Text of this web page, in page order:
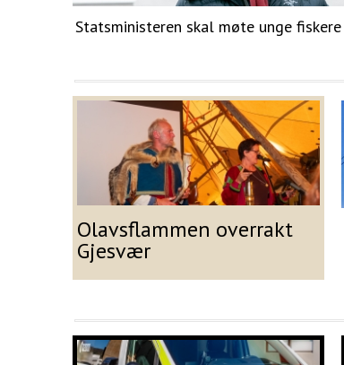
Statsministeren skal møte unge fiskere
Olavsflammen overrakt
Gjesvær